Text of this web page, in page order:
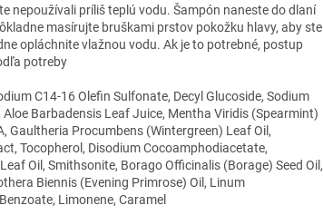
nepoužívali príliš teplú vodu. Šampón naneste do dlaní
masírujte bruškami prstov pokožku hlavy, aby ste
opláchnite vlažnou vodu. Ak je to potrebné, postup
potreby
C14-16 Olefin Sulfonate, Decyl Glucoside, Sodium
Barbadensis Leaf Juice, Mentha Viridis (Spearmint)
Gaultheria Procumbens (Wintergreen) Leaf Oil,
Tocopherol, Disodium Cocoamphodiacetate,
Oil, Smithsonite, Borago Officinalis (Borage) Seed Oil,
Biennis (Evening Primrose) Oil, Linum
Limonene, Caramel